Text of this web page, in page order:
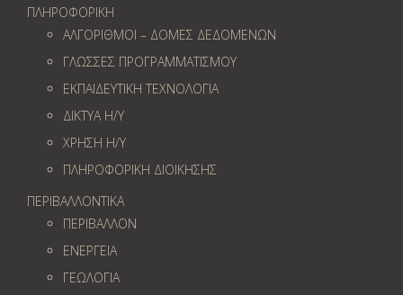
ΠΛΗΡΟΦΟΡΙΚΗ
ΑΛΓΟΡΙΘΜΟΙ – ΔΟΜΕΣ ΔΕΔΟΜΕΝΩΝ
ΓΛΩΣΣΕΣ ΠΡΟΓΡΑΜΜΑΤΙΣΜΟΥ
ΕΚΠΑΙΔΕΥΤΙΚΗ ΤΕΧΝΟΛΟΓΙΑ
ΔΙΚΤΥΑ Η/Υ
ΧΡΗΣΗ Η/Υ
ΠΛΗΡΟΦΟΡΙΚΗ ΔΙΟΙΚΗΣΗΣ
ΠΕΡΙΒΑΛΛΟΝΤΙΚΑ
ΠΕΡΙΒΑΛΛΟΝ
ΕΝΕΡΓΕΙΑ
ΓΕΩΛOΓΙΑ